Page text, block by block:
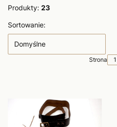
Produkty: 23
Lista produktów
Sortowanie:
Domyślne
Strona